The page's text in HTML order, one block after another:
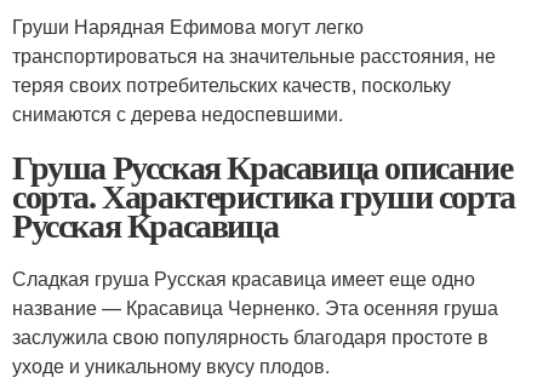
Груши Нарядная Ефимова могут легко
транспортироваться на значительные расстояния, не
теряя своих потребительских качеств, поскольку
снимаются с дерева недоспевшими.
Груша Русская Красавица описание
сорта. Характеристика груши сорта
Русская Красавица
Сладкая груша Русская красавица имеет еще одно
название — Красавица Черненко. Эта осенняя груша
заслужила свою популярность благодаря простоте в
уходе и уникальному вкусу плодов.